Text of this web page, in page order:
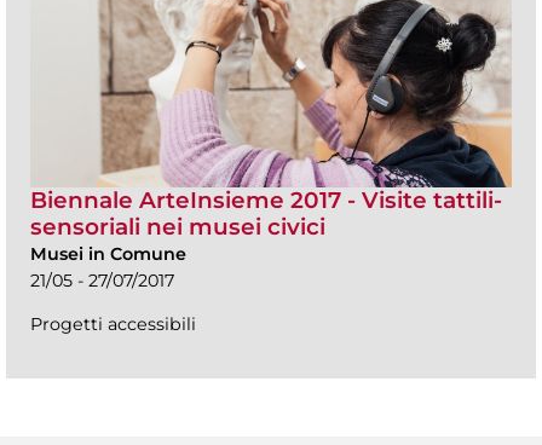
Biennale ArteInsieme 2017 - Visite tattili-
sensoriali nei musei civici
Musei in Comune
21/05 - 27/07/2017
Progetti accessibili